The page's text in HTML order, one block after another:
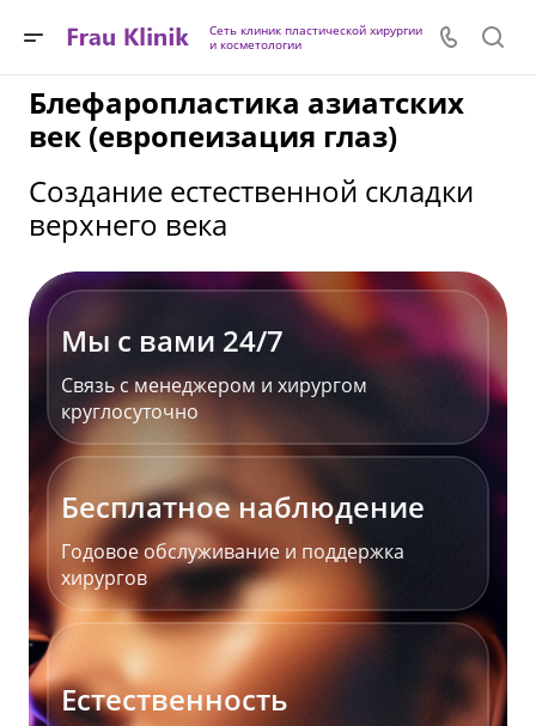
Сеть клиник пластической хирургии
и косметологии
Блефаропластика азиатских
век (европеизация глаз)
Создание естественной складки
верхнего века
Мы с вами 24/7
Связь с менеджером и хирургом
круглосуточно
Бесплатное наблюдение
Годовое обслуживание и поддержка
хирургов
Естественность